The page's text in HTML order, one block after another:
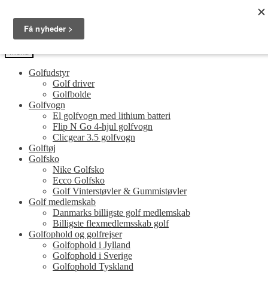
navigation
indhold
Guides og tips til dit næste golfudstyr
Menu
Golfudstyr
Golf driver
Golfbolde
Golfvogn
El golfvogn med lithium batteri
Flip N Go 4-hjul golfvogn
Clicgear 3.5 golfvogn
Golftøj
Golfsko
Nike Golfsko
Ecco Golfsko
Golf Vinterstøvler & Gummistøvler
Golf medlemskab
Danmarks billigste golf medlemskab
Billigste flexmedlemsskab golf
Golfophold og golfrejser
Golfophold i Jylland
Golfophold i Sverige
Golfophold Tyskland